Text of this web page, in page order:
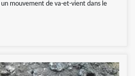
mouvement de va-et-vient dans le